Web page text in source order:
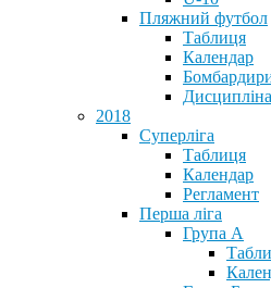
Пляжний футбол
Таблиця
Календар
2018
Суперліга
Таблиця
Календар
Регламент
Перша ліга
Група А